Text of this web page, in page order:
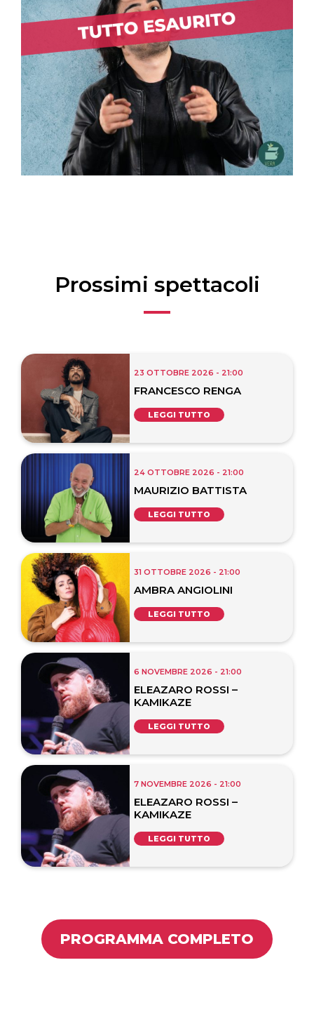
Prossimi spettacoli
23 OTTOBRE 2026 - 21:00
FRANCESCO RENGA
LEGGI TUTTO
24 OTTOBRE 2026 - 21:00
MAURIZIO BATTISTA
LEGGI TUTTO
31 OTTOBRE 2026 - 21:00
AMBRA ANGIOLINI
LEGGI TUTTO
6 NOVEMBRE 2026 - 21:00
ELEAZARO ROSSI –
KAMIKAZE
LEGGI TUTTO
7 NOVEMBRE 2026 - 21:00
ELEAZARO ROSSI –
KAMIKAZE
LEGGI TUTTO
PROGRAMMA COMPLETO